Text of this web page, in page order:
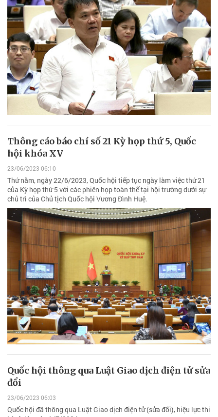
Thông cáo báo chí số 21 Kỳ họp thứ 5, Quốc
hội khóa XV
23/06/2023 06:10
Thứ năm, ngày 22/6/2023, Quốc hội tiếp tục ngày làm việc thứ 21
của Kỳ họp thứ 5 với các phiên họp toàn thể tại hội trường dưới sự
chủ trì của Chủ tịch Quốc hội Vương Đình Huệ.
Quốc hội thông qua Luật Giao dịch điện tử sửa
đổi
23/06/2023 06:03
Quốc hội đã thông qua Luật Giao dịch điện tử (sửa đổi), hiệu lực thi